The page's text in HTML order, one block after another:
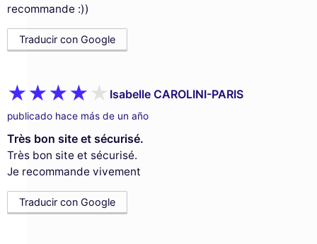
recommande :))
Traducir con Google
Isabelle CAROLINI-PARIS
publicado hace más de un año
Très bon site et sécurisé.
Très bon site et sécurisé.
Je recommande vivement
Traducir con Google